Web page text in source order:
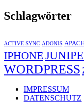
Schlagwörter
ACTIVE SYNC ADONIS
IPHONE
WORDPRESS
IMPRESSUM
DATENSCHUTZ